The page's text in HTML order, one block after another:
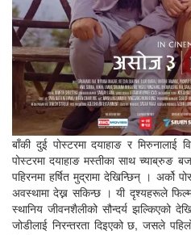
बाँकी दुई पोस्टरमा दयाहाङ र
पोस्टरमा दयाहाङ मस्तीका साथ च्याब्रुङ
पहिरनमा हर्षित मुद्रामा देखिन्छिन् । अर्को
अवस्थामा देख्न सकिन्छ । यी दृश्यहरूले
स्थानिय जीवनशैलीको सौन्दर्य झल्किएको
जोडीलाई निरन्तरता दिइएको छ, जसले